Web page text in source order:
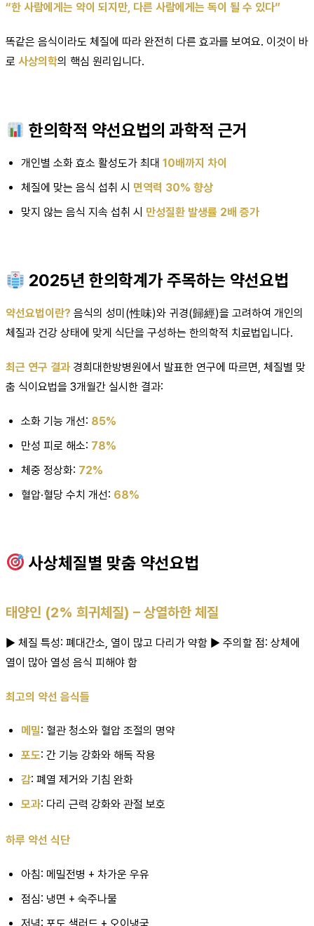
“한 사람에게는 약이 되지만, 다른 사람에게는 독이 될 수 있다”
똑같은 음식이라도 체질에 따라 완전히 다른 효과를 보여요. 이것이 바
로 사상의학의 핵심 원리입니다.
한의학적 약선요법의 과학적 근거
개인별 소화 효소 활성도가 최대10배까지 차이
체질에 맞는 음식 섭취 시 면역력 30% 향상
맞지 않는 음식 지속 섭취 시 만성질환 발생률 2배 증가
2025년 한의학계가 주목하는 약선요법
약선요법이란? 음식의 성미(性味)와 귀경(歸經)을 고려하여 개인의
체질과 건강 상태에 맞게 식단을 구성하는 한의학적 치료법입니다.
최근 연구 결과 경희대한방병원에서 발표한 연구에 따르면, 체질별 맞
춤 식이요법을 3개월간 실시한 결과:
소화 기능 개선: 85%
만성 피로 해소: 78%
체중 정상화: 72%
혈압·혈당 수치 개선: 68%
사상체질별 맞춤 약선요법
태양인 (2% 희귀체질) – 상열하한 체질
▶ 체질 특성: 폐대간소, 열이 많고 다리가 약함 ▶ 주의할 점: 상체에
열이 많아 열성 음식 피해야 함
최고의 약선 음식들
메밀: 혈관 청소와 혈압 조절의 명약
포도: 간 기능 강화와 해독 작용
감: 폐열 제거와 기침 완화
모과: 다리 근력 강화와 관절 보호
하루 약선 식단
아침: 메밀전병 + 차가운 우유
점심: 냉면 + 숙주나물